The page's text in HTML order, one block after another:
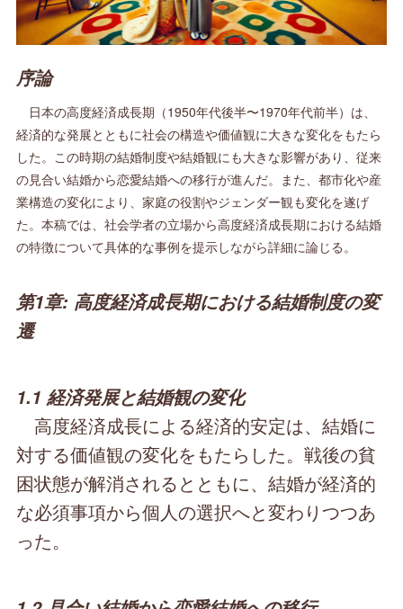
序論
日本の高度経済成長期（1950年代後半〜1970年代前半）は、
経済的な発展とともに社会の構造や価値観に大きな変化をもたら
した。この時期の結婚制度や結婚観にも大きな影響があり、従来
の見合い結婚から恋愛結婚への移行が進んだ。また、都市化や産
業構造の変化により、家庭の役割やジェンダー観も変化を遂げ
た。本稿では、社会学者の立場から高度経済成長期における結婚
の特徴について具体的な事例を提示しながら詳細に論じる。
第1章: 高度経済成長期における結婚制度の変
遷
1.1 経済発展と結婚観の変化
高度経済成長による経済的安定は、結婚に
対する価値観の変化をもたらした。戦後の貧
困状態が解消されるとともに、結婚が経済的
な必須事項から個人の選択へと変わりつつあ
った。